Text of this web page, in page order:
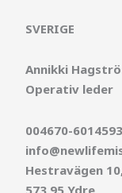
SVERIGE
Annikki
Operativ leder
004670-6014593
Hestravägen
573 95 Ydre